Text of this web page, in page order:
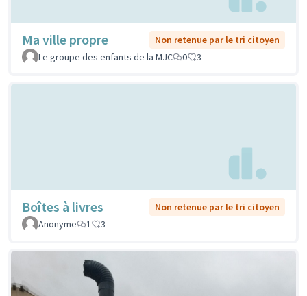
Ma ville propre
Non retenue par le tri citoyen
Le groupe des enfants de la MJC
0 3
Boîtes à livres
Non retenue par le tri citoyen
Anonyme
1 3